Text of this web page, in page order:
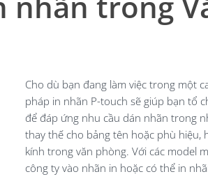
Cho dù bạn đang làm việc trong một
pháp in nhãn P-touch sẽ giúp bạn tổ
để đáp ứng nhu cầu dán nhãn trong
thay thế cho bảng tên hoặc phù hiệu,
kính trong văn phòng. Với các model
công ty vào nhãn in hoặc có thể in